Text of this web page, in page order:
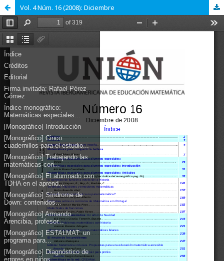
Vol. 4 Núm. 16 (2008): Diciembre